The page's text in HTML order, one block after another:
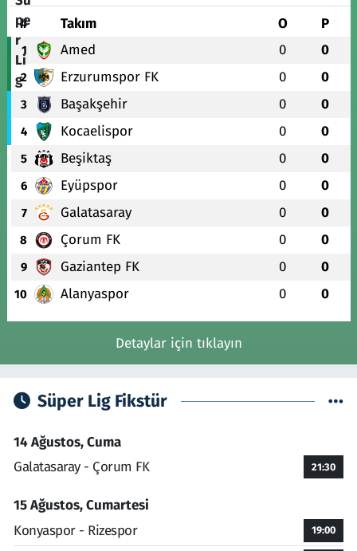
# Takım O P
1 Amed 0 0
2 Erzurumspor FK 0 0
3 Başakşehir 0 0
4 Kocaelispor 0 0
5 Beşiktaş 0 0
6 Eyüpspor 0 0
7 Galatasaray 0 0
8 Çorum FK 0 0
9 Gaziantep FK 0 0
10 Alanyaspor 0 0
Detaylar için tıklayın
Süper Lig Fikstür
14 Ağustos, Cuma
Galatasaray - Çorum FK
21:30
15 Ağustos, Cumartesi
Konyaspor - Rizespor
19:00